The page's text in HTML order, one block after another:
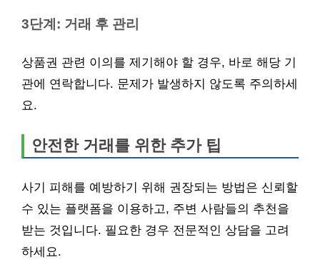
3단계: 거래 후 관리
상품권 관련 이의를 제기해야 할 경우, 바로 해당 기
관에 연락합니다. 문제가 발생하지 않도록 주의하세
요.
안전한 거래를 위한 추가 팁
사기 피해를 예방하기 위해 권장되는 방법은 신뢰할
수 있는 플랫폼을 이용하고, 주변 사람들의 추천을
받는 것입니다. 필요한 경우 전문적인 상담을 고려
하세요.